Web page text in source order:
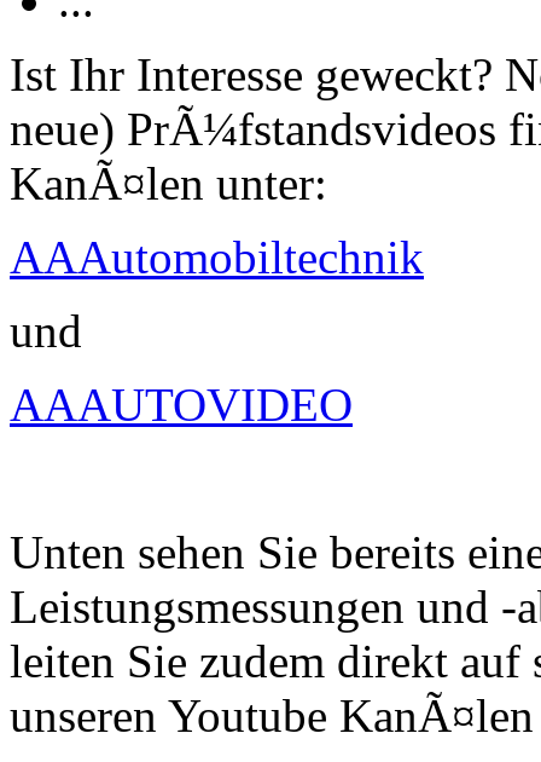
Ist Ihr Interesse geweckt?
neue) PrÃ¼fstandsvideos
KanÃ¤len unter:
AAAutomobiltechnik
und
AAAUTOVIDEO
Unten sehen Sie bereits
Leistungsmessungen und -
leiten Sie zudem direkt auf
unseren Youtube